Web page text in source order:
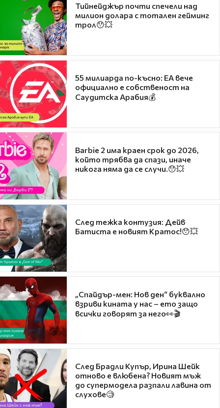
Тийнейджър почти спечели над
милион долара с тотален гейминг
трол😯💥
55 милиарда по-късно: EA вече
официално е собственост на
Саудитска Арабия💰
Barbie 2 има краен срок до 2026,
който трябва да спази, иначе
никога няма да се случи.😯💥
След тежка контузия: Дейв
Батиста е новият Кратос!😯💥
„Спайдър-мен: Нов ден“ буквално
взриви кината у нас – ето защо
всички говорят за него👀🎬
След Брадли Купър, Ирина Шейк
отново е влюбена? Новият мъж
до супермодела разпали лавина от
слухове🧐